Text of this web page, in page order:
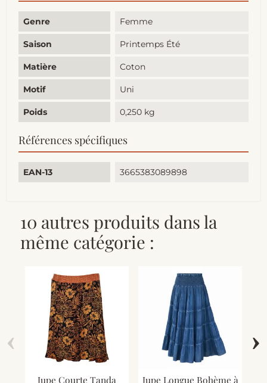
Genre Femme
Saison Printemps Été
Matière Coton
Motif Uni
Poids 0,250 kg
Références spécifiques
EAN-13 3665383089898
10 autres produits dans la
même catégorie :
Jupe Courte Tanda
Jupe Longue Bohème à
‹ ›